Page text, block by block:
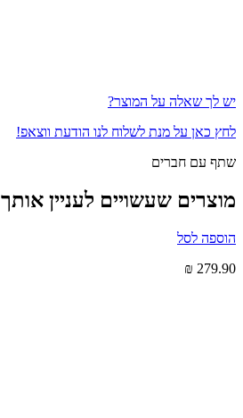
יש לך שאלה על המוצר?
לחץ כאן על מנת לשלוח לנו הודעת ווצאפ!
שתף עם חברים
מוצרים שעשויים לעניין אותך
הוספה לסל
₪ 279.90